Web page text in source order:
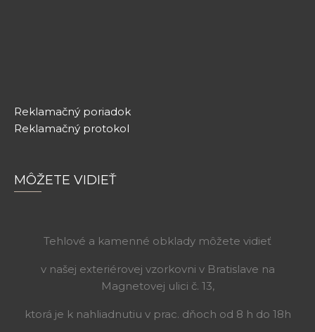
Reklamačný poriadok
Reklamačný protokol
MÔŽETE VIDIEŤ
Tehlové a kamenné obklady môžete vidieť
v našej exteriérovej vzorkovni v Bratislave na
Magnetovej ulici č. 13,
ktorá je k nahliadnutiu v prac. dňoch od 8 h do 18h